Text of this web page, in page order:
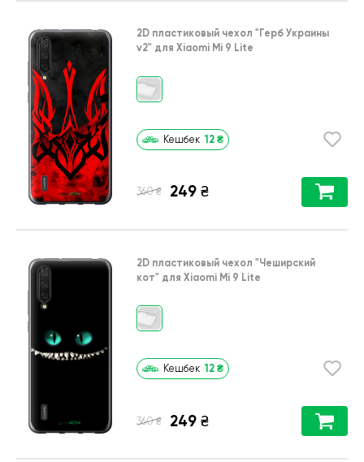
2D пластиковый чехол "Герб Украины
v2" для Xiaomi Mi 9 Lite
Кешбек 12 ₴
360 ₴ 249 ₴
2D пластиковый чехол "Чеширский
кот" для Xiaomi Mi 9 Lite
Кешбек 12 ₴
360 ₴ 249 ₴